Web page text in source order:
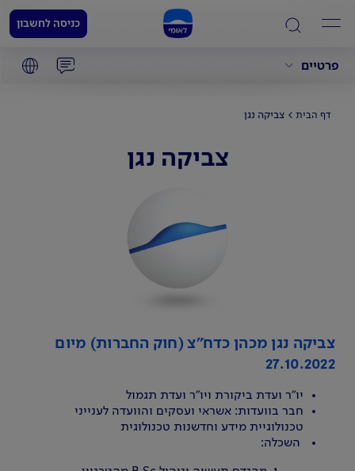
פרטיים
כניסה לחשבון
דף הבית צביקה נגן
צביקה נגן
צביקה נגן מכהן כדח"צ (חוק החברות) מיום
27.10.2022
יו"ר ועדת ביקורת ויו"ר ועדת תגמול
חבר בוועדות: אשראי ועסקים והוועדה לענייני
טכנולוגיית מידע וחדשנות טכנולוגית
השכלה: